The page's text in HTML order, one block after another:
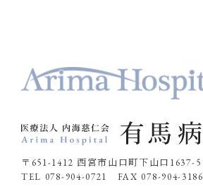
〒651-1412 西宮市山口町下山口1637-5
TEL 078-904-0721 FAX 078-904-3186